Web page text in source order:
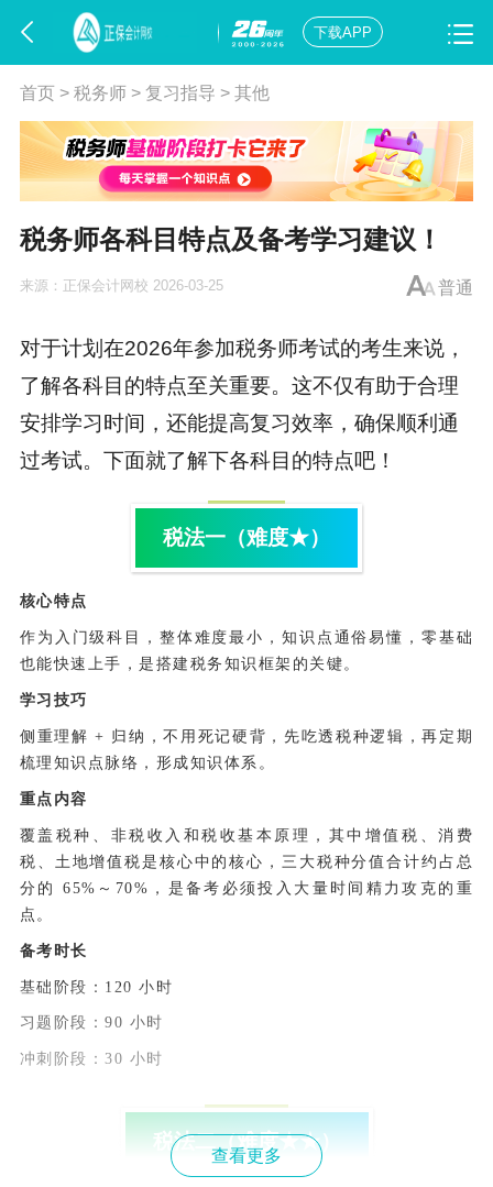
下载APP
首页> 税务师> 复习指导 > 其他
税务师各科目特点及备考学习建议！
普通
来源： 正保会计网校 2026-03-25
对于计划在2026年参加税务师考试的考生来说，
了解各科目的特点至关重要。这不仅有助于合理
安排学习时间，还能提高复习效率，确保顺利通
过考试。下面就了解下各科目的特点吧！
税法一（难度★）
核心特点
作为入门级科目，整体难度最小，知识点通俗易懂，零基础
也能快速上手，是搭建税务知识框架的关键。
学习技巧
侧重理解 + 归纳，不用死记硬背，先吃透税种逻辑，再定期
梳理知识点脉络，形成知识体系。
重点内容
覆盖税种、非税收入和税收基本原理，其中增值税、消费
税、土地增值税是核心中的核心，三大税种分值合计约占总
分的 65%～70%，是备考必须投入大量时间精力攻克的重
点。
备考时长
基础阶段：120 小时
习题阶段：90 小时
冲刺阶段：30 小时
税法二（难度★★）
查看更多